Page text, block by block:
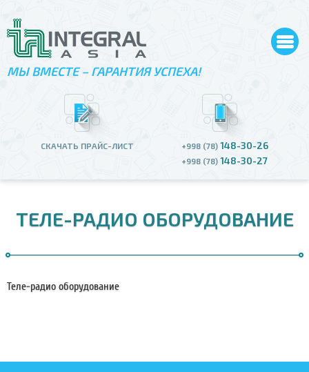
МЫ ВМЕСТЕ – ГАРАНТИЯ УСПЕХА!
+998 (78) 148-30-26
+998 (78) 148-30-27
СКАЧАТЬ ПРАЙС-ЛИСТ
ТЕЛЕ-РАДИО ОБОРУДОВАНИЕ
Теле-радио оборудование